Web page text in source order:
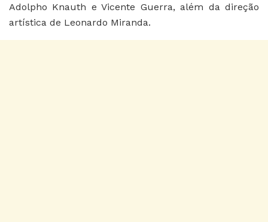
Adolpho Knauth e Vicente Guerra, além da direção
artística de Leonardo Miranda.